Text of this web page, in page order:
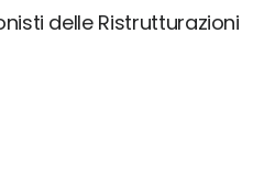
delle Ristrutturazioni